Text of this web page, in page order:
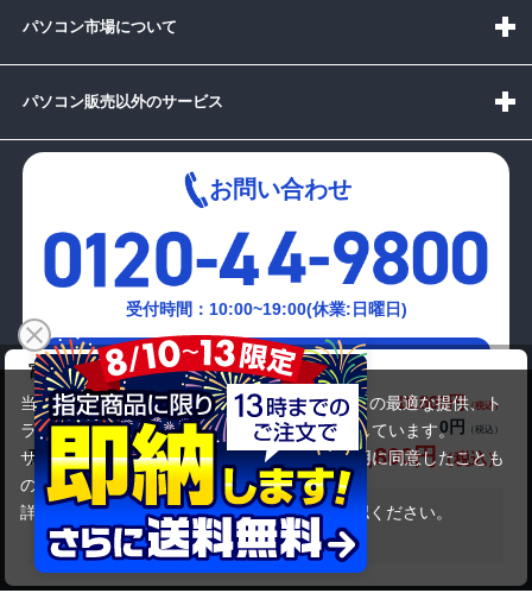
富士通 LIFEBOOK AH77/Y
商品価格(税込) 18,800円
オプション小計価格(税込)
0円
商品合計価格(税込)
18,800円
在庫がありません
パソコン市場について
パソコン販売以外のサービス
お問い合わせ
受付時間：10:00~19:00(休業:日曜日)
メールでの
お問い合わせはこちら
Copyright(c)2024 mediator Co., Ltd. ALL Rights Reserved
当サイトでは利用体験の向上およびコンテンツの最適な提供、ト
ラフィックの分析を目的としてCookieを使用しています。
サイトの閲覧を継続された場合、Cookieの利用に同意したことも
のといたします。
詳細については
プライバシーポリシーをご確認ください。
承諾する